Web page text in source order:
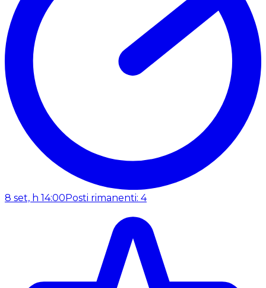
8 set, h 14:00 Posti rimanenti: 4